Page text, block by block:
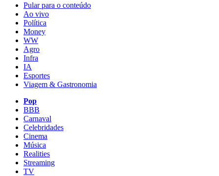
Pular para o conteúdo
Ao vivo
Política
Money
WW
Agro
Infra
IA
Esportes
Viagem & Gastronomia
Pop
BBB
Carnaval
Celebridades
Cinema
Música
Realities
Streaming
TV